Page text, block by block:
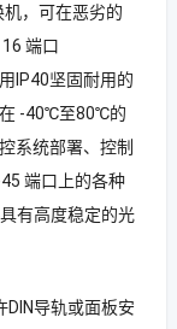
，可在恶劣的
端口
IP40坚固耐用的
-40℃至80℃的
系统部署、控制
端口上的各种
有高度稳定的光
DIN导轨或面板安